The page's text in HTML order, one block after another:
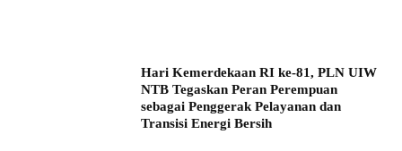
Hari Kemerdekaan RI ke-81, PLN UIW
NTB Tegaskan Peran Perempuan
sebagai Penggerak Pelayanan dan
Transisi Energi Bersih